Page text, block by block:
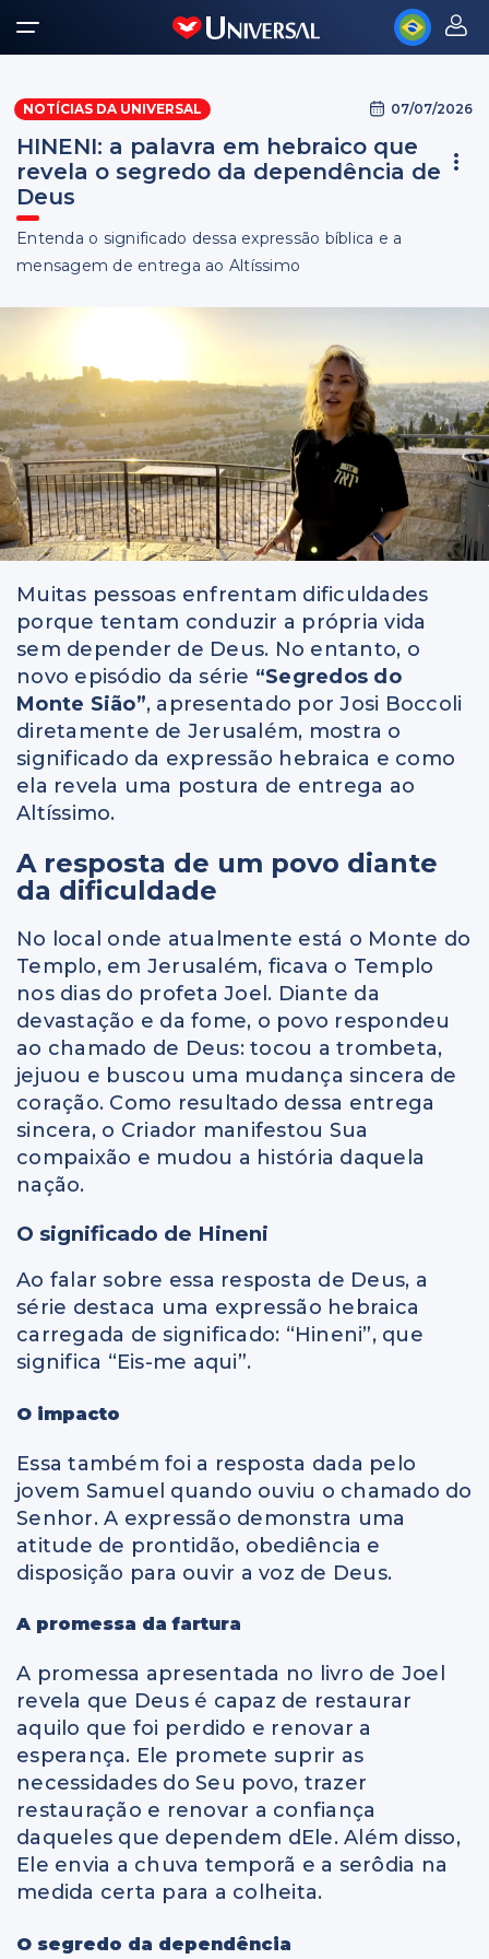
NOTÍCIAS DA UNIVERSAL 07/07/2026
HINENI: a palavra em hebraico que
revela o segredo da dependência de
Deus
Entenda o significado dessa expressão bíblica e a
mensagem de entrega ao Altíssimo
Muitas pessoas enfrentam dificuldades
porque tentam conduzir a própria vida
sem depender de Deus. No entanto, o
novo episódio da série “Segredos do
Monte Sião”, apresentado por Josi Boccoli
diretamente de Jerusalém, mostra o
significado da expressão hebraica e como
ela revela uma postura de entrega ao
Altíssimo.
A resposta de um povo diante
da dificuldade
No local onde atualmente está o Monte do
Templo, em Jerusalém, ficava o Templo
nos dias do profeta Joel. Diante da
devastação e da fome, o povo respondeu
ao chamado de Deus: tocou a trombeta,
jejuou e buscou uma mudança sincera de
coração. Como resultado dessa entrega
sincera, o Criador manifestou Sua
compaixão e mudou a história daquela
nação.
O significado de Hineni
Ao falar sobre essa resposta de Deus, a
série destaca uma expressão hebraica
carregada de significado: “Hineni”, que
significa “Eis-me aqui”.
O impacto
Essa também foi a resposta dada pelo
jovem Samuel quando ouviu o chamado do
Senhor. A expressão demonstra uma
atitude de prontidão, obediência e
disposição para ouvir a voz de Deus.
A promessa da fartura
A promessa apresentada no livro de Joel
revela que Deus é capaz de restaurar
aquilo que foi perdido e renovar a
esperança. Ele promete suprir as
necessidades do Seu povo, trazer
restauração e renovar a confiança
daqueles que dependem dEle. Além disso,
Ele envia a chuva temporã e a serôdia na
medida certa para a colheita.
O segredo da dependência